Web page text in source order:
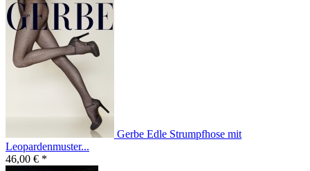
Gerbe Edle Strumpfhose mit
Leopardenmuster...
46,00 € *